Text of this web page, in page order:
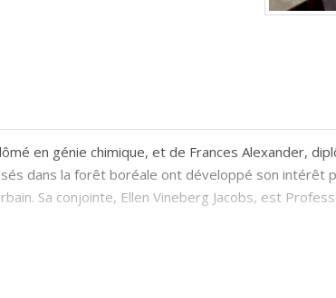
en génie chimique, et de Frances Alexander,
dans la forêt boréale ont développé son intérêt
Sa conjointe, Ellen Vineberg Jacobs, est
de Montréal. Il a agi comme professeur